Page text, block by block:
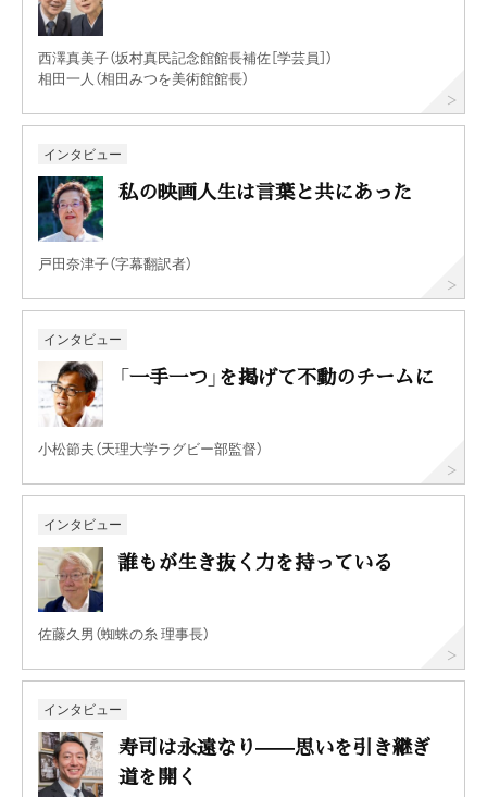
西澤真美子（坂村真民記念館館長補佐［学芸員］）
相田一人（相田みつを美術館館長）
インタビュー
私の映画人生は言葉と共にあった
戸田奈津子（字幕翻訳者）
インタビュー
「一手一つ」を掲げて不動のチームに
小松節夫（天理大学ラグビー部監督）
インタビュー
誰もが生き抜く力を持っている
佐藤久男（蜘蛛の糸 理事長）
インタビュー
寿司は永遠なり——思いを引き継ぎ
道を開く